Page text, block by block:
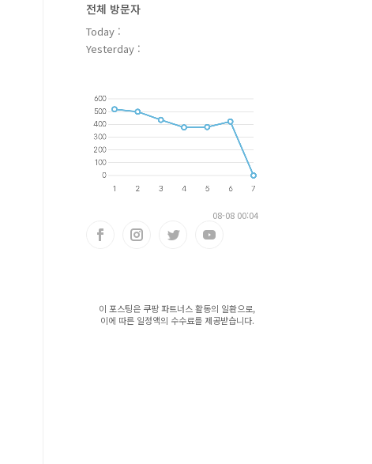
전체 방문자
Today :
Yesterday :
08-08 00:04
이 포스팅은 쿠팡 파트너스 활동의 일환으로,
이에 따른 일정액의 수수료를 제공받습니다.